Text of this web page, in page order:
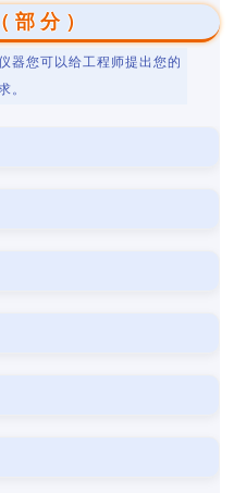
部分）
器您可以给工程师提出您的
。